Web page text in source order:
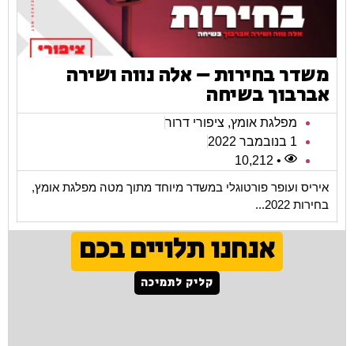
משדר בחירות – אלה נווה ושירה
אברבוך בשיחה
מפלגת אומץ, ציפורי דרור
1 בנובמבר 2022
• 10,212
איריס ועופר פורטוגלי במשדר מיוחד מתוך מטה מפלגת אומץ,
בחירות 2022...
אנחנו תלויים בכם
קליק לתמיכה